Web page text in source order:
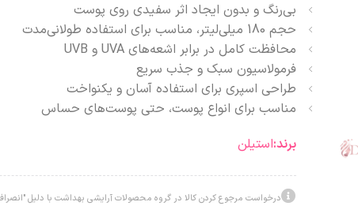
بی‌رنگ و بدون ایجاد اثر سفیدی روی پوست
حجم 180 میلی‌لیتر، مناسب برای استفاده طولانی‌مدت
محافظت کامل در برابر اشعه‌های UVA و UVB
فرمولاسیون سبک و جذب سریع
طراحی اسپری برای استفاده آسان و یکنواخت
مناسب برای انواع پوست، حتی پوست‌های حساس
برند:استیلن
درخواست مرجوع کردن کالا در گروه محصولات آرایشی بهداشت با دلیل